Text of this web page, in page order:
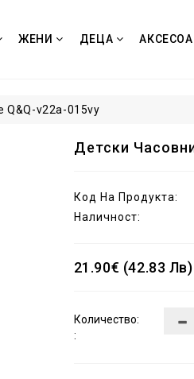
ЖЕНИ ДЕЦА
Q&Q-v22a-015vy
Детски
Код На Продукта:
Наличност:
21.90€ (42.83 Лв)
Количество:
: